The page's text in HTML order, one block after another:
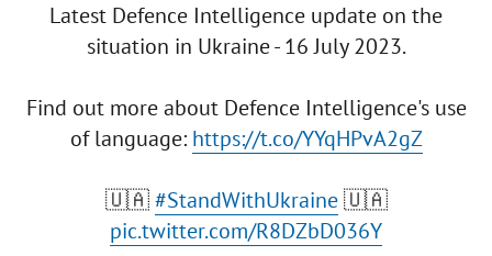
Latest Defence Intelligence update on the
situation in Ukraine - 16 July 2023.
Find out more about Defence Intelligence's use
of language: https://t.co/YYqHPvA2gZ
🇺🇦#StandWithUkraine🇺🇦
pic.twitter.com/R8DZbD036Y